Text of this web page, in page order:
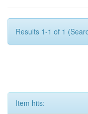
Results 1-1 of 1
Item hits: